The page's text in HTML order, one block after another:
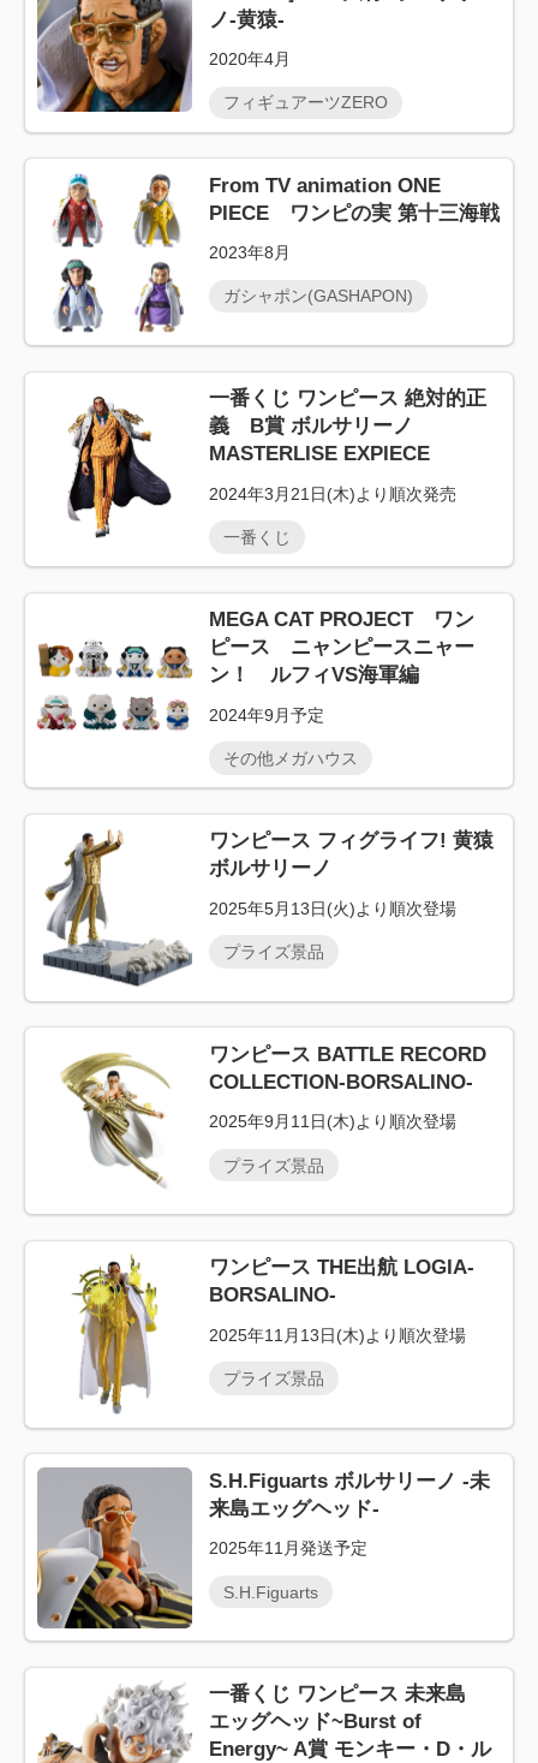
ノ-黄猿-
2020年4月
フィギュアーツZERO
From TV animation ONE
PIECE ワンピの実 第十三海戦
2023年8月
ガシャポン(GASHAPON)
一番くじ ワンピース 絶対的正
義 B賞 ボルサリーノ
MASTERLISE EXPIECE
2024年3月21日(木)より順次発売
一番くじ
MEGA CAT PROJECT ワン
ピース ニャンピースニャー
ン！ ルフィVS海軍編
2024年9月予定
その他メガハウス
ワンピース フィグライフ! 黄猿
ボルサリーノ
2025年5月13日(火)より順次登場
プライズ景品
ワンピース BATTLE RECORD
COLLECTION-BORSALINO-
2025年9月11日(木)より順次登場
プライズ景品
ワンピース THE出航 LOGIA-
BORSALINO-
2025年11月13日(木)より順次登場
プライズ景品
S.H.Figuarts ボルサリーノ -未
来島エッグヘッド-
2025年11月発送予定
S.H.Figuarts
一番くじ ワンピース 未来島
エッグヘッド~Burst of
Energy~ A賞 モンキー・D・ル